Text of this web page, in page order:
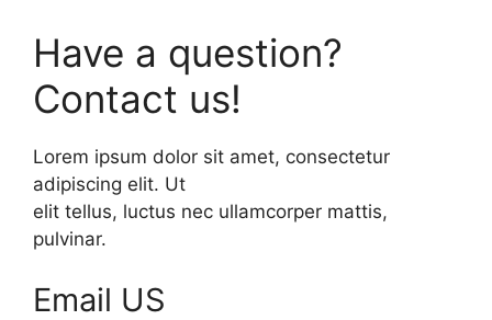
Have a question?
Contact us!
Lorem ipsum dolor sit amet, consectetur
adipiscing elit. Ut
elit tellus, luctus nec ullamcorper mattis,
pulvinar.
Email US